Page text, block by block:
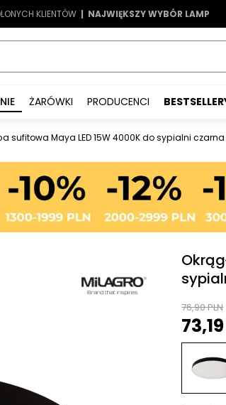
LATO7
KLIENTÓW | NAJWIĘKSZY WYBÓR LAMP
| |
ŻARÓWKI PRODUCENCI
sufitowa Maya LED 15W 4000K do sypialni czarna
76,90 PLN